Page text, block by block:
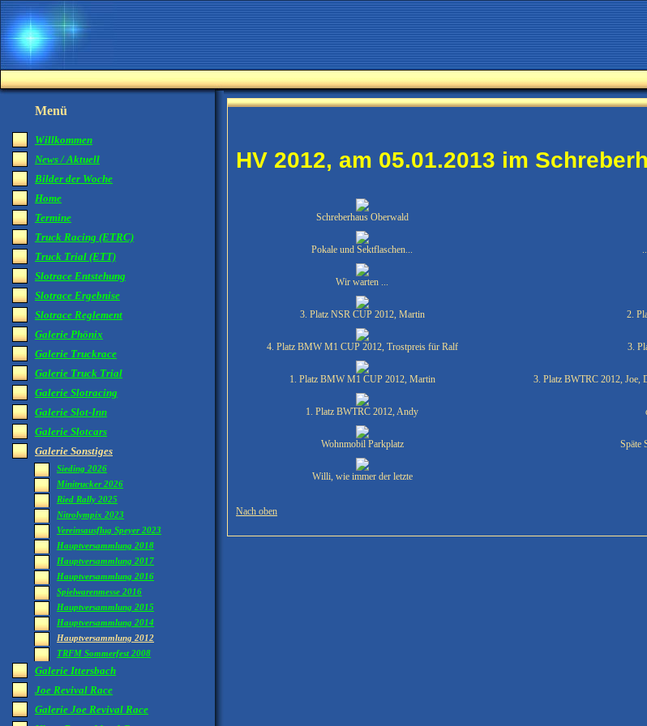
Menü
Willkommen
News / Aktuell
Bilder der Woche
Home
Termine
Truck Racing (ETRC)
Truck Trial (ETT)
Slotrace Entstehung
Slotrace Ergebnise
Slotrace Reglement
Galerie Phönix
Galerie Truckrace
Galerie Truck Trial
Galerie Slotracing
Galerie Slot-Inn
Galerie Slotcars
Galerie Sonstiges
Sieding 2026
Minitrucker 2026
Ried Rally 2025
Nitrolympix 2023
Vereinsausflug Speyer 2023
Hauptversammlung 2018
Hauptversammlung 2017
Hauptversammlung 2016
Spielwarenmesse 2016
Hauptversammlung 2015
Hauptversammlung 2014
Hauptversammlung 2012
TRFM Sommerfest 2008
Galerie Ittersbach
Joe Revival Race
Galerie Joe Revival Race
HV 2012, am 05.01.2013 im
Schreberhaus Oberwald
Pokale und Sektflaschen...
Wir warten ...
3. Platz NSR CUP 2012, Martin 2.
4. Platz BMW M1 CUP 2012, Trostpreis für Ralf 3.
1. Platz BMW M1 CUP 2012, Martin 3. Platz BWTRC 2012, Joe,
1. Platz BWTRC 2012, Andy
Wohnmobil Parkplatz Späte
Willi, wie immer der letzte
Nach oben